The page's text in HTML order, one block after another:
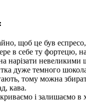
щоб це був
в себе ту фортецю,
нарізати
дуже темного
тому можна
кава.
і залишаємо в